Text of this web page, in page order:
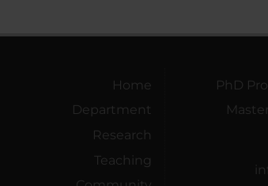
Home
Department
Research
Teaching
PhD